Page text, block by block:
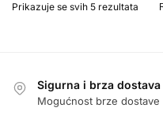
Prikazuje se svih 5 rezultata
Sigurna i brza dostava
Mogućnost brze dostave